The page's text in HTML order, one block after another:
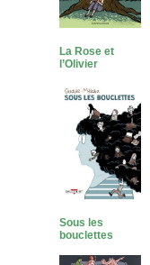
La Rose et
l’Olivier
Sous les
bouclettes